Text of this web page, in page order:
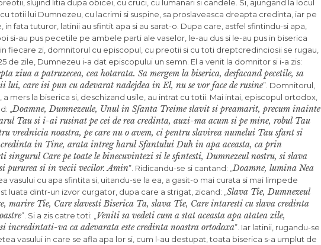
slujind litia dupa obicei, cu cruci, cu lumanari si cande­le. Si, ajungand la locul
totii lui Dumnezeu, cu lacrimi si suspine, sa prosla­veasca dreapta credinta, iar pe
fata tuturor, latinii au sfintit apa si au sarat-o. Dupa care, astfel sfintindu-si apa,
si-au pus pecetile pe am­bele parti ale vaselor, le-au dus si le-au pus in biserica
fiecare zi, domnitorul cu episcopul, cu preotii si cu toti dreptcredinciosii se rugau,
de zile, Dumnezeu i-a dat episcopului un semn. El a venit la domnitor si i-a zis:
ziua a patruzecea, cea hotarata. Sa mergem la biserica, desfacand pecetile, sa
lui, care isi pun cu adevarat nadejdea in El, nu se vor face de ru­sine”. Domnitorul,
mers la biserica si, deschizand usile, au intrat cu totii. Mai intai, episcopul ortodox,
„ Doamne, Dumnezeule, Unul in Sfanta Treime slavit si preamarit, precum inainte
Tau si i-ai rusinat pe cei de rea credinta, auzi-ma acum si pe mine, robul Tau
vrednicia noastra, pe care nu o avem, ci pentru sla­virea numelui Tau sfant si
in Tine, arata intreg harul Sfantului Duh in apa aceasta, ca prin
Care pe toate le binecuvintezi si le sfintesti, Dum­nezeul nostru, si slava
pururea si in vecii vecilor. Amin”. Ridicandu-se si cantand: „ Doamne, lumina Nea
vasului cu apa sfintita si, uitandu-se la ea, a gasit-o mai curata si mai limpede
luata dintr-un izvor curgator, dupa care a strigat, zicand: „ Slava Tie, Dumnezeul
marire Tie, Care slavesti Biserica Ta, slava Tie, Care intaresti cu slava credinta
”. Si a zis catre toti: „ Veniti sa vedeti cum a stat aceasta apa atatea zile,
va ca adevarata este credinta noastra ortodoxa”. Iar latinii, rugandu-se
vasului in care se afla apa lor si, cum l-au destupat, toata biserica s-a umplut de